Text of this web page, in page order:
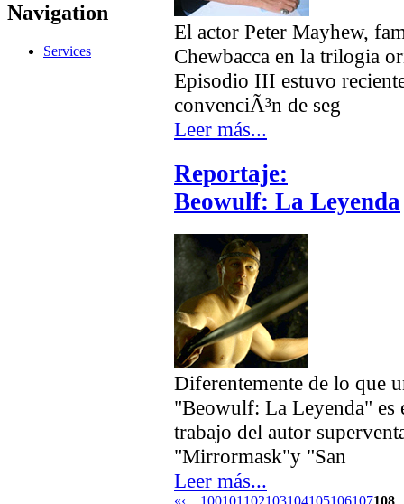
Navigation
Services
El actor Peter Mayhew,
Chewbacca en la trilogia
Episodio III estuvo
convenciÃ³n de seg
Leer más...
Reportaje:
Beowulf: La Leyenda
Diferentemente de lo que
"Beowulf: La Leyenda" es
trabajo del autor
"Mirrormask"y "San
Leer más...
«‹ 100101 102103104105106107108